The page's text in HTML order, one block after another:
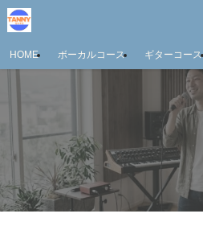
HOME ボーカルコース ギターコース